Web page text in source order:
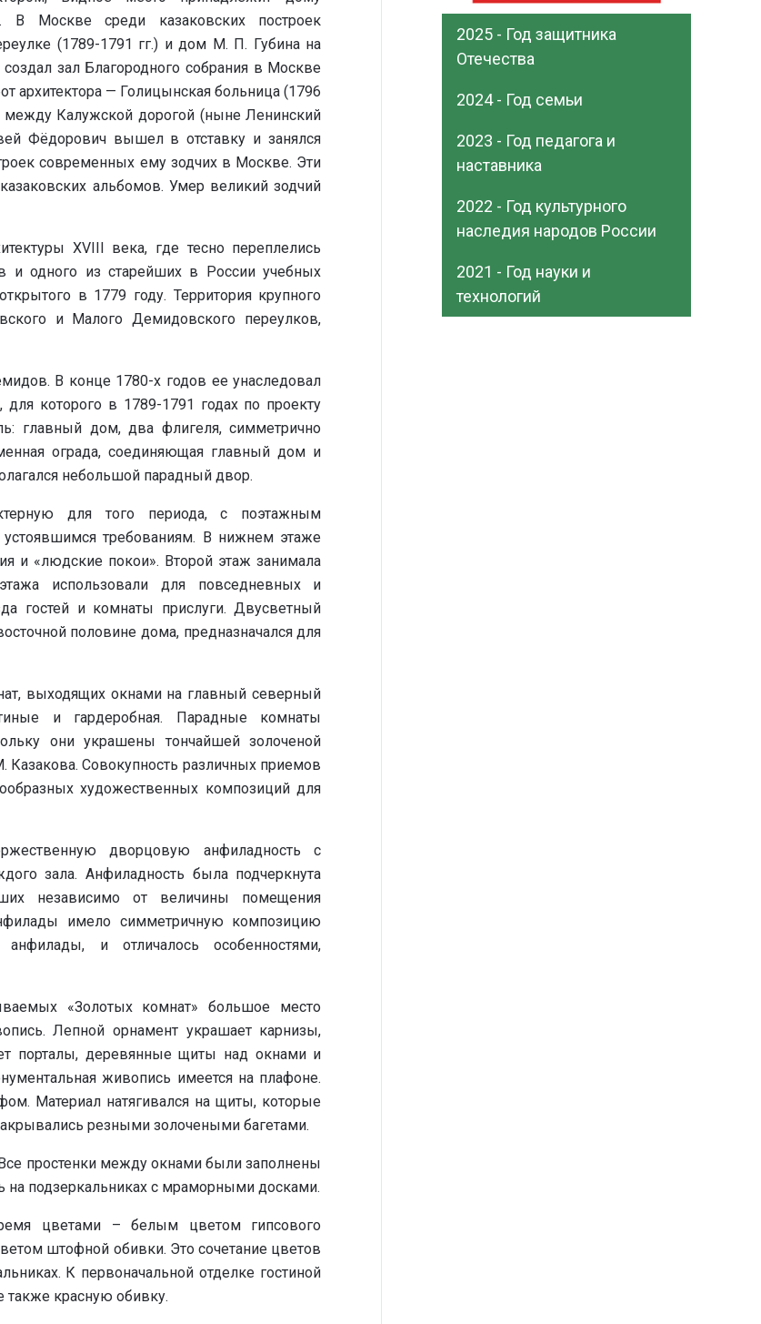
В Москве среди казаковских построек
(1789-1791 гг.) и дом М. П. Губина на
зал Благородного собрания в Москве
архитектора — Голицынская больница (1796
между Калужской дорогой (ныне Ленинский
Фёдорович вышел в отставку и занялся
современных ему зодчих в Москве. Эти
альбомов. Умер великий зодчий
XVIII века, где тесно переплелись
одного из старейших в России учебных
в 1779 году. Территория крупного
и Малого Демидовского переулков,
В конце 1780-х годов ее унаследовал
которого в 1789-1791 годах по проекту
главный дом, два флигеля, симметрично
ограда, соединяющая главный дом и
небольшой парадный двор.
для того периода, с поэтажным
требованиям. В нижнем этаже
и «людские покои». Второй этаж занимала
использовали для повседневных и
гостей и комнаты прислуги. Двусветный
половине дома, предназначался для
выходящих окнами на главный северный
и гардеробная. Парадные комнаты
они украшены тончайшей золоченой
Казакова. Совокупность различных приемов
художественных композиций для
дворцовую анфиладность с
зала. Анфиладность была подчеркнута
независимо от величины помещения
имело симметричную композицию
и отличалось особенностями,
«Золотых комнат» большое место
Лепной орнамент украшает карнизы,
порталы, деревянные щиты над окнами и
живопись имеется на плафоне.
Материал натягивался на щиты, которые
резными золочеными багетами.
простенки между окнами были заполнены
на подзеркальниках с мраморными досками.
цветами – белым цветом гипсового
штофной обивки. Это сочетание цветов
К первоначальной отделке гостиной
также красную обивку.
2025 - Год защитника
Отечества
2024 - Год семьи
2023 - Год педагога и
наставника
2022 - Год культурного
наследия народов России
2021 - Год науки и
технологий